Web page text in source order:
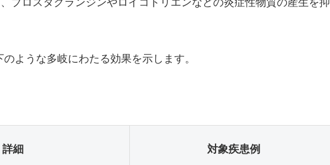
ような多岐にわたる効果を示します。
詳細 対象疾患例